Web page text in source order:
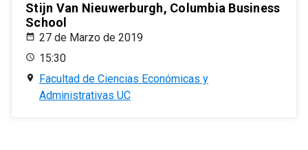
Stijn Van Nieuwerburgh, Columbia Business
School
27 de Marzo de 2019
15:30
Facultad de Ciencias Económicas y
Administrativas UC